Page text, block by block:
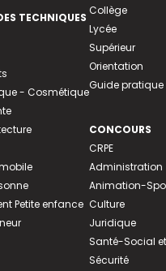
TECHNIQUES
- Cosmétique
Petite enfance
Collège
Lycée
Supérieur
Orientation
Guide pratique
CONCOURS
CRPE
Administration
Animation-
Culture
Juridique
Santé-Social
Sécurité